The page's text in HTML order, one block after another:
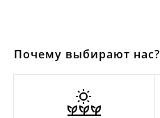
Почему выбирают нас?